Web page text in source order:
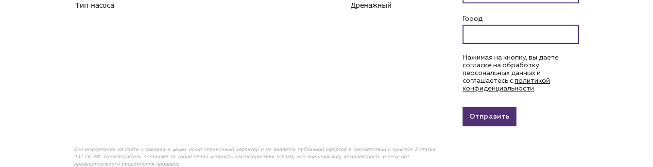
Тип насоса
Дренажный
Вся информация на сайте о товарах и ценах носит справочный характер и не является публичной офертой в соответствии с пунктом 2 статьи
437 ГК РФ. Производитель оставляет за собой право изменять характеристики товара, его внешний вид, комплектность и цену без
предварительного уведомления продавца
Город
Нажимая на кнопку, вы даете
согласие на обработку
персональных данных и
соглашаетесь c политикой
конфиденциальности
Отправить